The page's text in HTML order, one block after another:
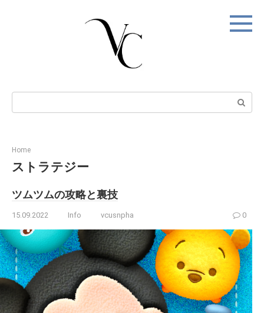
Search:
Home
ストラテジー
ツムツムの攻略と裏技
15.09.2022 Info vcusnpha 0